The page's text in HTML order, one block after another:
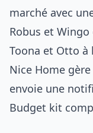
marché avec
Robus et
Toona et Otto à
Nice Home
envoie une
Budget kit